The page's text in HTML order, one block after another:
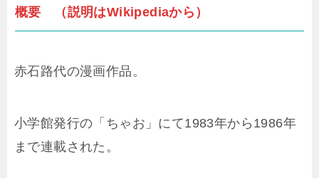
概要 （説明はWikipediaから）
赤石路代の漫画作品。
小学館発行の「ちゃお」にて1983年から1986年
まで連載された。